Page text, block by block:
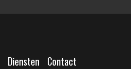
Diensten Contact